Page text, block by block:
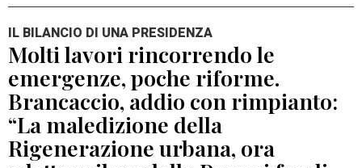
IL BILANCIO DI UNA PRESIDENZA
Molti lavori rincorrendo le
emergenze, poche riforme.
Brancaccio, addio con rimpianto:
“La maledizione della
Rigenerazione urbana, ora